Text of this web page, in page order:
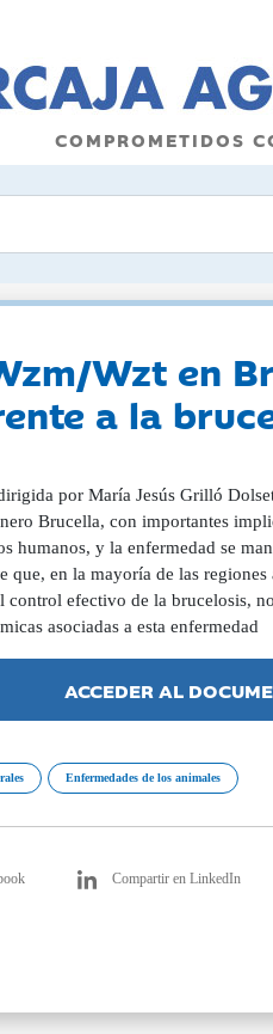
COMPROMETIDOS
Wzt en
a la
por María Jesús Grilló
Brucella, con importantes
humanos, y la enfermedad se
que, en la mayoría de las
control efectivo de la brucelosis,
asociadas a esta enfermedad
ACCEDER AL
Enfermedades de los animales
Compartir en LinkedIn